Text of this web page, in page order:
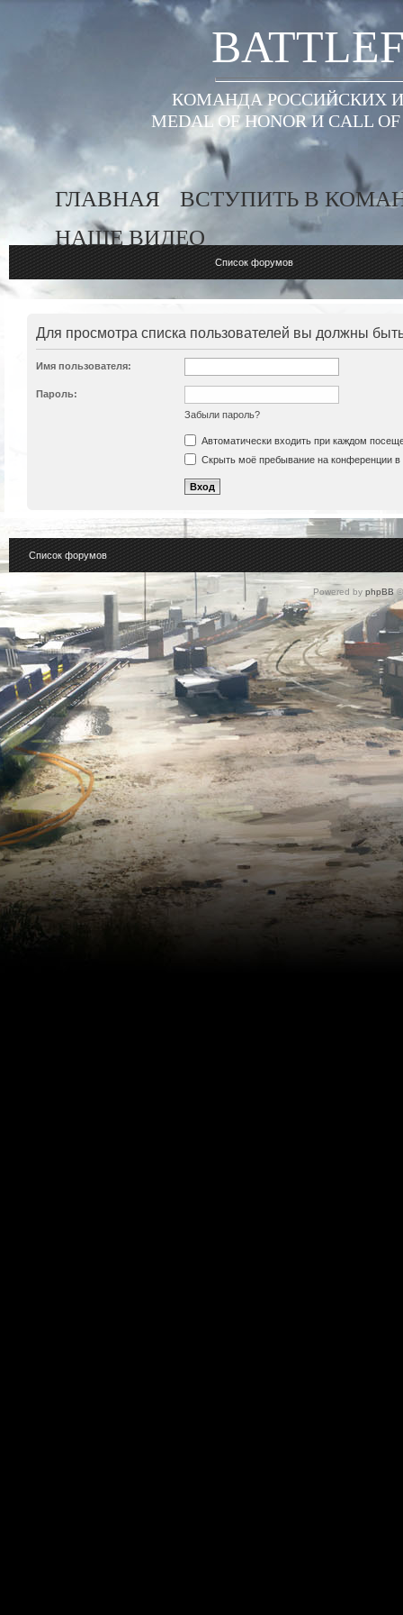
КОМАНДА РОССИЙСКИХ
MEDAL OF HONOR И
ГЛАВНАЯ
ВСТУПИТЬ В
НАШЕ ВИДЕО
Список форумов
Для просмотра списка пользователей вы должны
Имя пользователя:
Пароль:
Забыли пароль?
Автоматически входить при каждом
Скрыть моё пребывание на конференции в
Список форумов
Powered by phpBB©